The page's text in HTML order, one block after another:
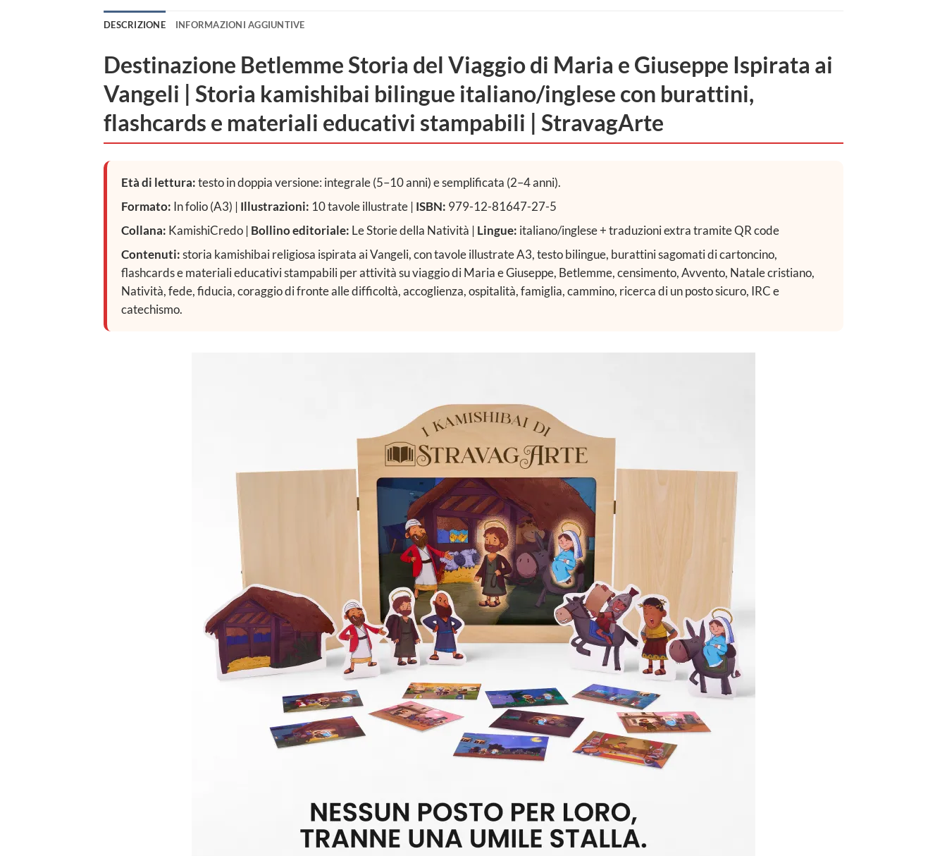
DESCRIZIONE INFORMAZIONI AGGIUNTIVE
Destinazione Betlemme Storia del Viaggio di Maria e Giuseppe Ispirata ai
Vangeli | Storia kamishibai bilingue italiano/inglese con burattini,
flashcards e materiali educativi stampabili | StravagArte
Età di lettura:testo in doppia versione: integrale (5–10 anni) e semplificata (2–4 anni).
Formato: In folio (A3) | Illustrazioni: 10 tavole illustrate | ISBN: 979-12-81647-27-5
Collana: KamishiCredo | Bollino editoriale: Le Storie della Natività | Lingue: italiano/inglese + traduzioni extra tramite QR code
Contenuti:storia kamishibai religiosa ispirata ai Vangeli, con tavole illustrate A3, testo bilingue, burattini sagomati di cartoncino,
flashcards e materiali educativi stampabili per attività su viaggio di Maria e Giuseppe, Betlemme, censimento, Avvento, Natale cristiano,
Natività, fede, fiducia, coraggio di fronte alle difficoltà, accoglienza, ospitalità, famiglia, cammino, ricerca di un posto sicuro, IRC e
catechismo.